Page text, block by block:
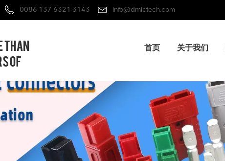
0086 137 6321 3143 info@dmictech.com
首页 关于我们